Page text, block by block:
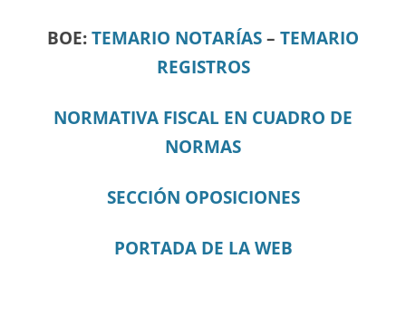
BOE: TEMARIO NOTARÍAS – TEMARIO
REGISTROS
NORMATIVA FISCAL EN CUADRO DE
NORMAS
SECCIÓN OPOSICIONES
PORTADA DE LA WEB